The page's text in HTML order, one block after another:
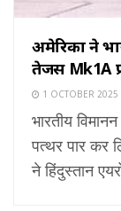
अमेरिका ने
तेजस Mk1A
1 OCTOBER 2025
भारतीय
पत्थर पार कर
ने हिंदुस्तान